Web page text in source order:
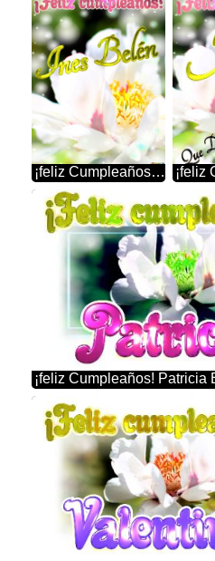
¡feliz Cumpleaños! Ines Belén Flores De La Primavera: Una Explosión De Color Para Celebrar